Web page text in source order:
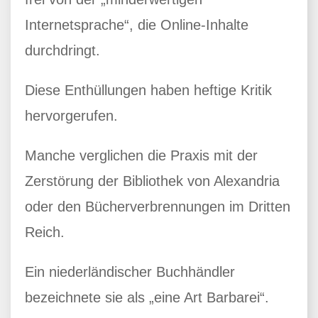
Internetsprache“, die Online-Inhalte
durchdringt.
Diese Enthüllungen haben heftige Kritik
hervorgerufen.
Manche verglichen die Praxis mit der
Zerstörung der Bibliothek von Alexandria
oder den Bücherverbrennungen im Dritten
Reich.
Ein niederländischer Buchhändler
bezeichnete sie als „eine Art Barbarei“.